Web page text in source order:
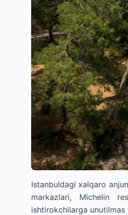
Istanbuldagi xalqaro
markazlari, Michelin
ishtirokchilarga